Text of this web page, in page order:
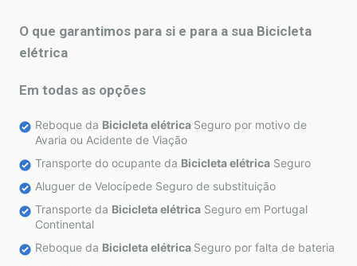
O que garantimos para si e para a sua Bicicleta
elétrica
Em todas as opções
Reboque da Bicicleta elétrica Seguro por motivo de
Avaria ou Acidente de Viação
Transporte do ocupante da Bicicleta elétricaSeguro
Aluguer de Velocípede Seguro de substituição
Transporte da Bicicleta elétricaSeguro em Portugal
Continental
Reboque da Bicicleta elétrica Seguro por falta de bateria